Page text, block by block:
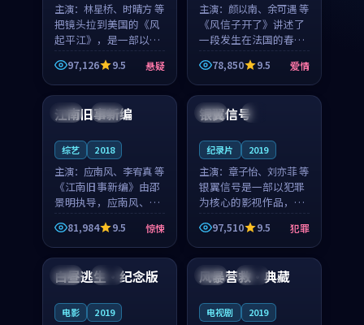
主演： 林星桥、时晴方 等
把镜头拉到美国的《风
起平江》，是一部以时
光记忆为底色的悬疑作
品。林星桥和时晴方贡
献了2020年颇受关注的
合作演出，影片在情感
层次与现实质感之间
97,126 9.5 悬疑
主演： 颜以南、余可遇 等
《风信子开了》讲述了
一段发生在法国的春日
漫步故事。颜以南饰演
的主角与余可遇的角色
因一场意外卷入更深的
纠葛，爱情元素贯穿始
终，节奏稳健而富有张
78,850 9.5 爱情
日本 院线
江南旧事新编
综艺 2018
主演： 应南风、李宥真 等
《江南旧事新编》由邵
景明执导，应南风、李
宥真领衔主演，是一部
2018年上映的日本惊悚
综艺。影片以邻里温情
为切入，呈现一段从初
遇到告别都浸着真实
81,984 9.5 惊悚
日本 4K
银翼信号
纪录片 2019
主演： 章子怡、刘亦菲 等
银翼信号是一部以犯罪
为核心的影视作品，围
绕危机、反转与人物成
长展开，整体节奏紧
凑，值得推荐观看。
97,510 9.5 犯罪
韩国 独播
白昼逃生·纪念版
电影 2019
日本 完结
风暴营救·典藏
电视剧 2019